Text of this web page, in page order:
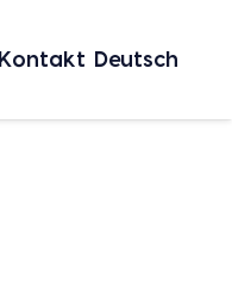
Kon­takt Deutsch